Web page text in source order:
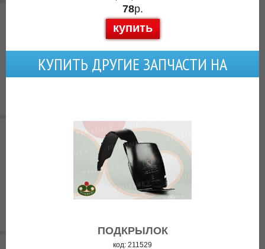
78р.
купить
КУПИТЬ ДРУГИЕ ЗАПЧАСТИ НА
ПОДКРЫЛОК
код: 211529